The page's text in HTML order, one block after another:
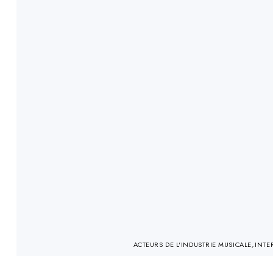
ACTEURS DE L'INDUSTRIE MUSICALE,